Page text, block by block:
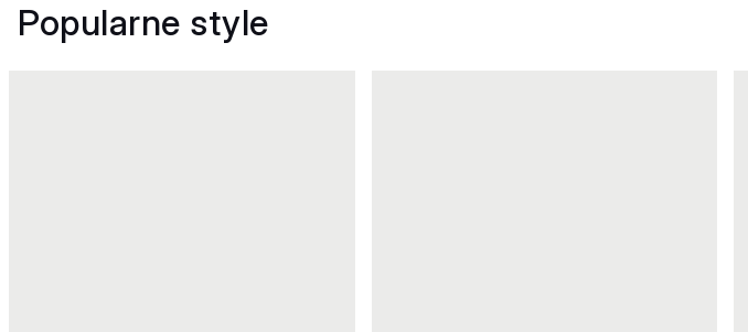
Popularne style